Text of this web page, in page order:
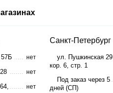
нет
нет
нет
Санкт-Петербург
ул. Пушкинская 29
кор. 6, стр. 1
Под заказ через 5
дней (СП)